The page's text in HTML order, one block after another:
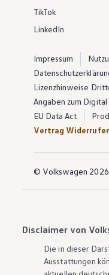
TikTok
LinkedIn
Impressum
Lizenzhinweise
Angaben zum Digital
EU Data Act
Vertrag
© Volkswagen 2026
Disclaimer von
Die in dieser
Ausstattungen